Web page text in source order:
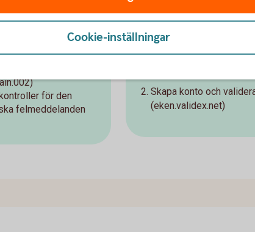
(pain.001)
för den
felmeddelanden
Så här gör
ISO20022 -
Skapa konto och
(eken.validex.net)
Cookie-inställningar